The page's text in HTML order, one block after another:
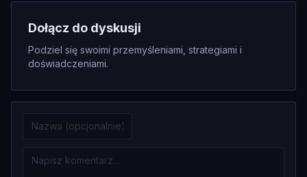
Dołącz do dyskusji
Podziel się swoimi przemyśleniami, strategiami i
doświadczeniami.